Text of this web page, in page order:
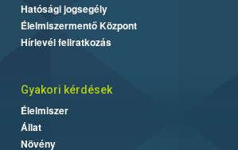
Hatósági jogsegély
Élelmiszermentő Központ
Hírlevél feliratkozás
Gyakori kérdések
Élelmiszer
Állat
Növény